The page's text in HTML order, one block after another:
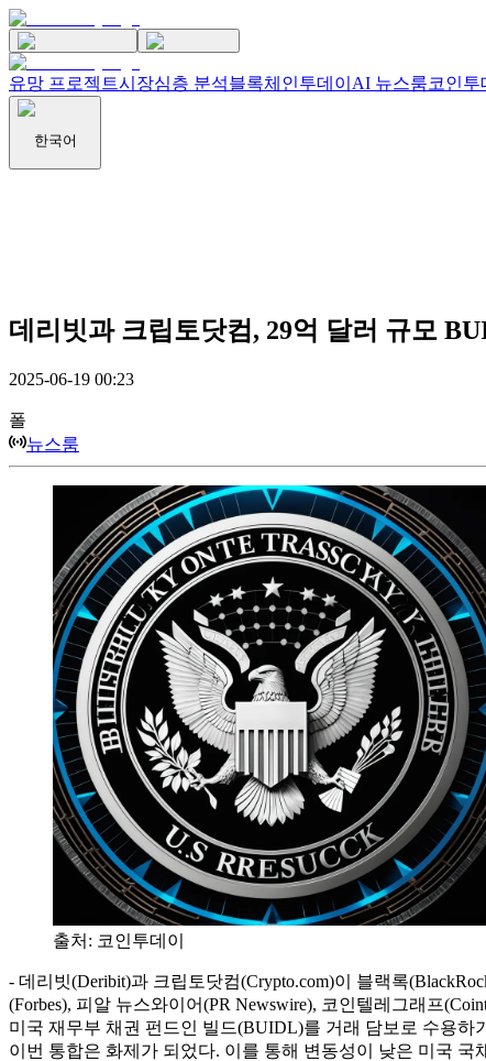
유망 프로젝트시장심층 분석블록체인투데이 AI 뉴스룸코인투
한국어
데리빗과 크립토닷컴, 29억 달러 규모
2025-06-19 00:23
폴
뉴스룸
출처: 코인투데이
- 데리빗(Deribit)과 크립토닷컴(Crypto.com)이 블랙록
(Forbes), 피알 뉴스와이어(PR Newswire), 코인텔레그래프
미국 재무부 채권 펀드인 빌드(BUIDL)를 거래 담보로 수용
이번 통합은 화제가 되었다. 이를 통해 변동성이 낮은 미국